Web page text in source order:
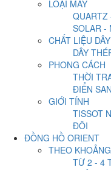
LOẠI MÁY
QUARTZ
SOLAR -
CHẤT LIỆU DÂY
DÂY
PHONG CÁCH
THỜI
ĐIỂN
GIỚI TÍNH
TISSOT
ĐÔI
ĐỒNG HỒ ORIENT
THEO
TỪ 2 - 4